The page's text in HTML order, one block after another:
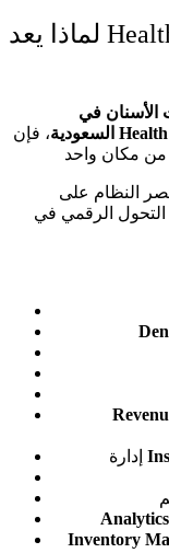
لماذا يعد Health Cluster خياراً مناسباً لعيادات
الأسنان في
السعودية
الرقمي في
Inventory